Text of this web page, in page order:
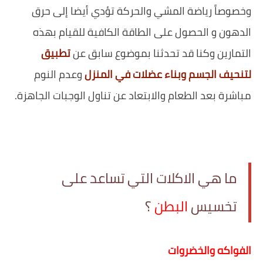
وخصوصاً رياضة المشي والحركة تؤدي أيضا إلى حرق
الدهون و الحصول على الطاقة الكافية للقيام بهذه
التمارين وكنا قد تحدثنا بموضوع سابق عنتطبيق
لتنحيف الجسم وبناء عضلات في المنزلو‏عدم النوم
مباشرة بعد الطعام والابتعاد عن تناول الوجبات الجاهزة.
ما هي الاكلات التي تساعد على
تخسيسالبطن؟
الفواكه والخضروات